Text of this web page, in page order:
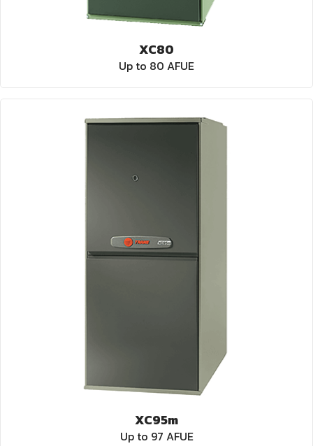
XC80
Up to 80 AFUE
XC95m
Up to 97 AFUE